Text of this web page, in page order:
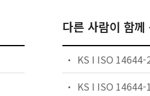
다른 사람이 함께